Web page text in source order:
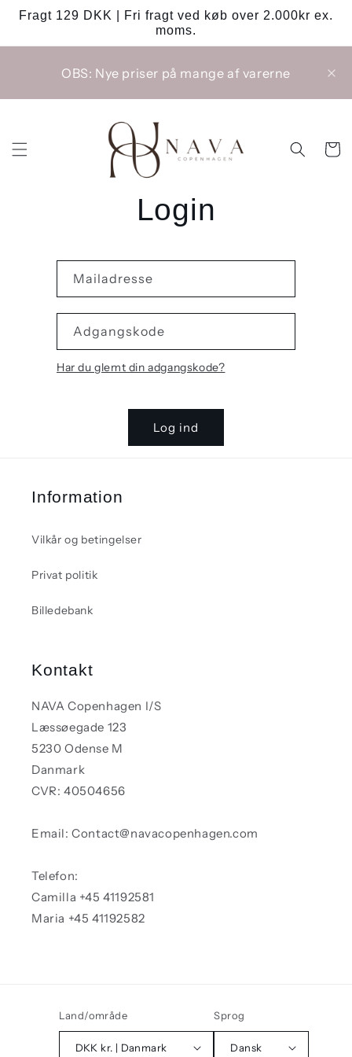
Gå til
indhold
Fragt 129 DKK | Fri fragt ved køb over 2.000kr ex.
moms.
OBS: Nye priser på mange af varerne
Login
Mailadresse
Adgangskode
Har du glemt din adgangskode?
Log ind
Information
Vilkår og betingelser
Privat politik
Billedebank
Kontakt
NAVA Copenhagen I/S
Læssøegade 123
5230 Odense M
Danmark
CVR: 40504656
Email: Contact@navacopenhagen.com
Telefon:
Camilla +45 41192581
Maria +45 41192582
Land/område
DKK kr. | Danmark
Sprog
Dansk